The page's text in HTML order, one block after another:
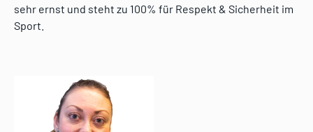
sehr ernst und steht zu 100% für Respekt & Sicherheit im
Sport.